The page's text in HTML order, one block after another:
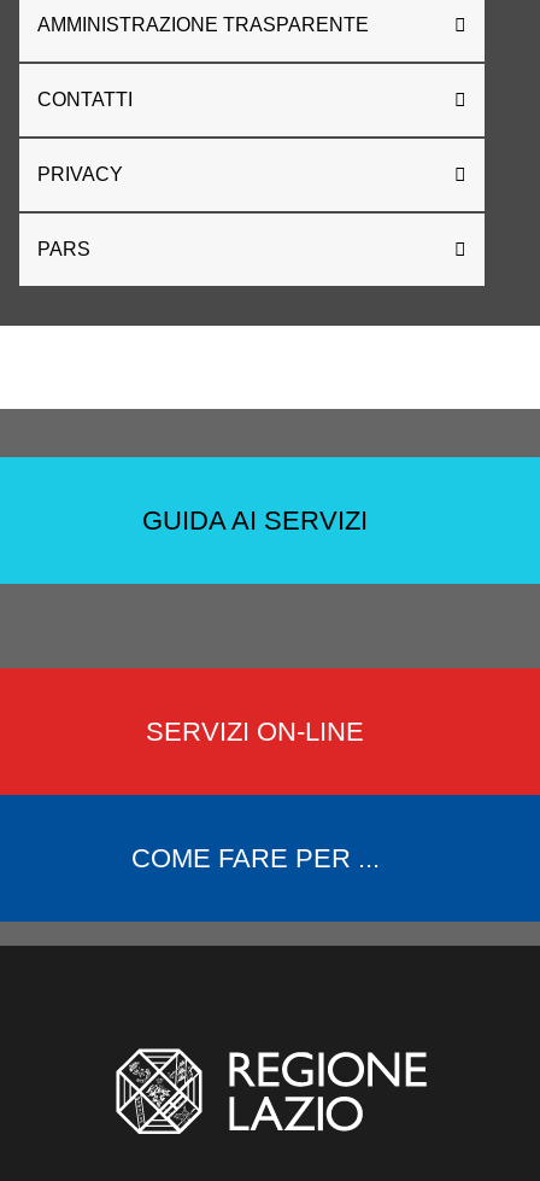
AMMINISTRAZIONE TRASPARENTE
CONTATTI
PRIVACY
PARS
GUIDA AI SERVIZI
SERVIZI ON-LINE
COME FARE PER ...